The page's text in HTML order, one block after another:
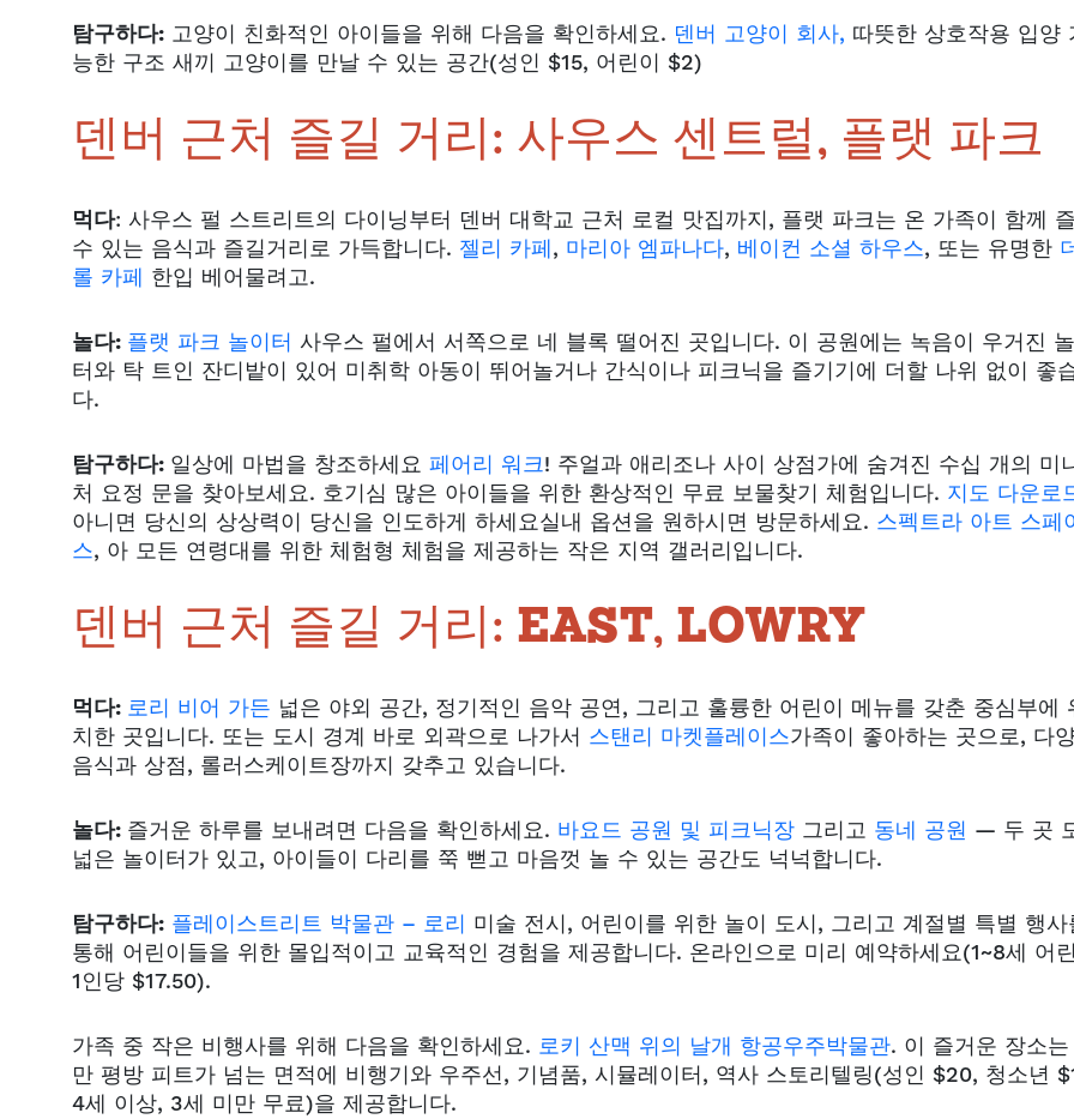
탐구하다: 고양이 친화적인 아이들을 위해 다음을 확인하세요. 덴버 고양이 회사, 따뜻한 상호작용 입양
능한 구조 새끼 고양이를 만날 수 있는 공간(성인 $15, 어린이 $2)
덴버 근처 즐길 거리: 사우스 센트럴, 플랫 파크
먹다: 사우스 펄 스트리트의 다이닝부터 덴버 대학교 근처 로컬 맛집까지, 플랫 파크는 온 가족이 함께
수 있는 음식과 즐길거리로 가득합니다. 젤리 카페, 마리아 엠파나다, 베이컨 소셜 하우스, 또는 유명한
롤 카페 한입 베어물려고.
놀다: 플랫 파크 놀이터 사우스 펄에서 서쪽으로 네 블록 떨어진 곳입니다. 이 공원에는 녹음이 우거진
터와 탁 트인 잔디밭이 있어 미취학 아동이 뛰어놀거나 간식이나 피크닉을 즐기기에 더할 나위 없이 좋
다.
탐구하다: 일상에 마법을 창조하세요 페어리 워크! 주얼과 애리조나 사이 상점가에 숨겨진 수십 개의 미
처 요정 문을 찾아보세요. 호기심 많은 아이들을 위한 환상적인 무료 보물찾기 체험입니다. 지도 다운로
아니면 당신의 상상력이 당신을 인도하게 하세요실내 옵션을 원하시면 방문하세요. 스펙트라 아트 스페
스, 아 모든 연령대를 위한 체험형 체험을 제공하는 작은 지역 갤러리입니다.
덴버 근처 즐길 거리: EAST, LOWRY
먹다: 로리 비어 가든 넓은 야외 공간, 정기적인 음악 공연, 그리고 훌륭한 어린이 메뉴를 갖춘 중심부에
치한 곳입니다. 또는 도시 경계 바로 외곽으로 나가서 스탠리 마켓플레이스가족이 좋아하는 곳으로, 다
음식과 상점, 롤러스케이트장까지 갖추고 있습니다.
놀다: 즐거운 하루를 보내려면 다음을 확인하세요. 바요드 공원 및 피크닉장 그리고 동네 공원 — 두 곳
넓은 놀이터가 있고, 아이들이 다리를 쭉 뻗고 마음껏 놀 수 있는 공간도 넉넉합니다.
탐구하다: 플레이스트리트 박물관 – 로리 미술 전시, 어린이를 위한 놀이 도시, 그리고 계절별 특별 행사
통해 어린이들을 위한 몰입적이고 교육적인 경험을 제공합니다. 온라인으로 미리 예약하세요(1~8세 어
1인당 $17.50).
가족 중 작은 비행사를 위해 다음을 확인하세요. 로키 산맥 위의 날개 항공우주박물관. 이 즐거운 장소는
만 평방 피트가 넘는 면적에 비행기와 우주선, 기념품, 시뮬레이터, 역사 스토리텔링(성인 $20, 청소년
4세 이상, 3세 미만 무료)을 제공합니다.